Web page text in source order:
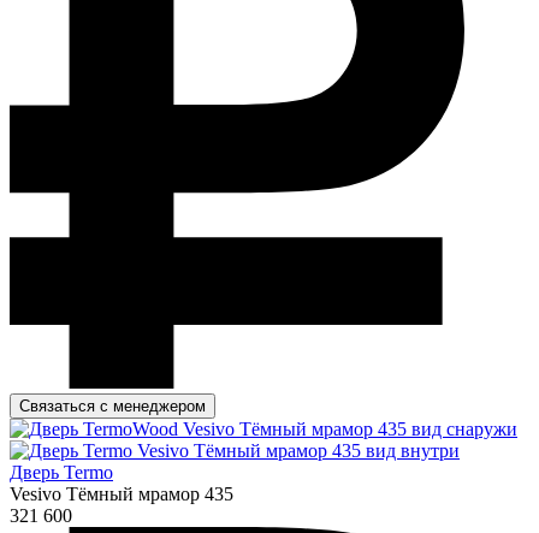
Связаться с менеджером
Дверь Termo
Vesivo Тёмный мрамор 435
321 600